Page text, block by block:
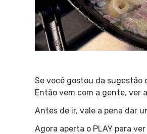
Se você gostou da sugestão
Então vem com a gente, ver
Antes de ir, vale a pena dar
Agora aperta o PLAY para